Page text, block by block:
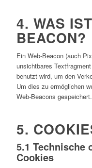
4. WAS
BEACON?
Ein Web-Beacon (auch
unsichtbares
benutzt wird, um den
Um dies zu ermöglichen
Web-Beacons gespeichert.
5.
5.1 Technische
Cookies